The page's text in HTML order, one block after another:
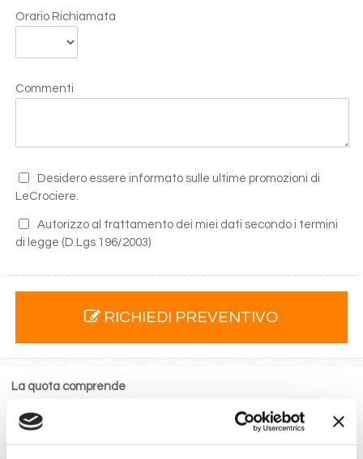
Orario Richiamata
Commenti
Desidero essere informato sulle ultime promozioni di
LeCrociere.
Autorizzo al trattamento dei miei dati secondo i termini
di legge (D.Lgs 196/2003)
RICHIEDI PREVENTIVO
La quota comprende
La sistemazione nella cabina prescelta dotata di ogni
comfort: servizi privati, aria condizionata, telefono, TV